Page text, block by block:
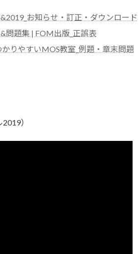
お知らせ・訂正・ダウンロード
問題集 | FOM出版_正誤表
りやすいMOS教室_例題・章末問題
）